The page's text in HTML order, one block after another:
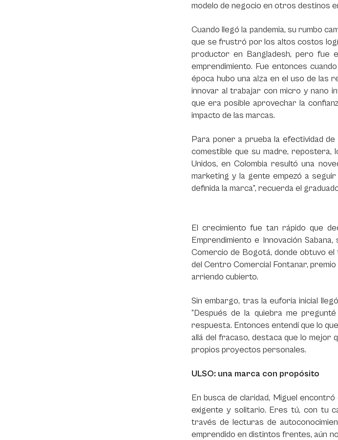
modelo de negocio en otros destinos
Cuando llegó la pandemia, su rumbo
que se frustró por los altos costos
productor en Bangladesh, pero fue
emprendimiento. Fue entonces
época hubo una alza en el uso de las
innovar al trabajar con micro y nano
que era posible aprovechar la
impacto de las marcas.
Para poner a prueba la efectividad
comestible que su madre, repostera,
Unidos, en Colombia resultó una
marketing y la gente empezó a
definida la marca”, recuerda el
El crecimiento fue tan rápido que
Emprendimiento e Innovación
Comercio de Bogotá, donde obtuvo
del Centro Comercial Fontanar,
arriendo cubierto.
Sin embargo, tras la euforia inicial
“Después de la quiebra me
respuesta. Entonces entendí que lo
allá del fracaso, destaca que lo mejor
propios proyectos personales.
ULSO: una marca con propósito
En busca de claridad, Miguel
exigente y solitario. Eres tú, con tu
través de lecturas de
emprendido en distintos frentes, aún